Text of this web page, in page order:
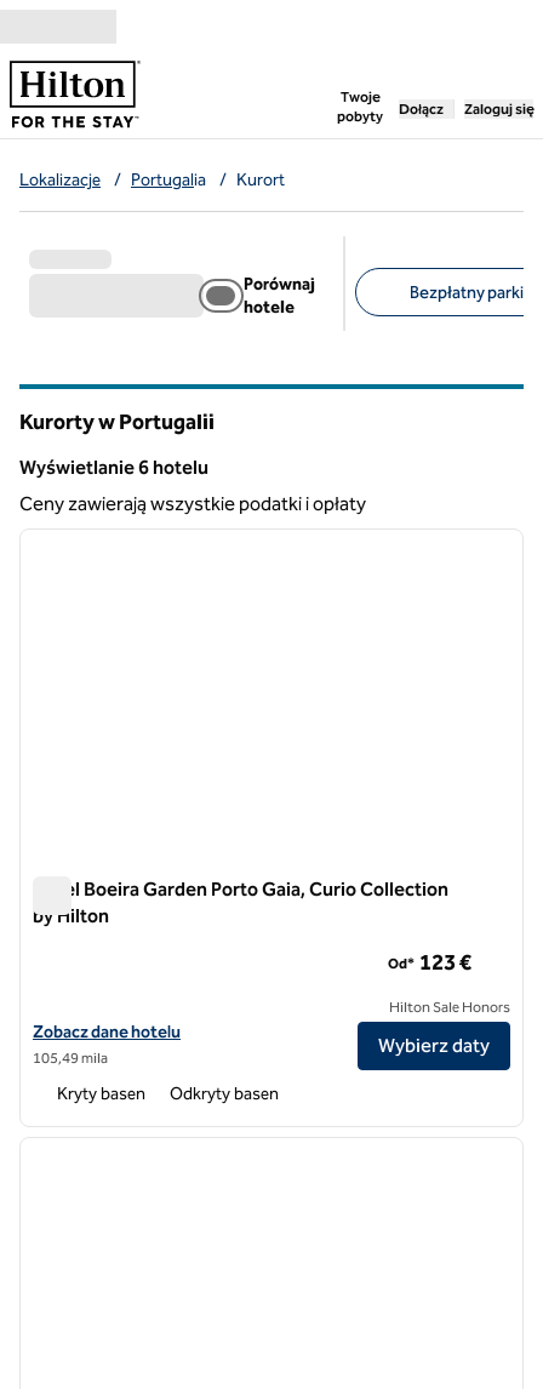
Przejdź do treści
Twoje
pobyty
,otwiera nową
Dołącz Zaloguj się
Lokalizacje / Portugalia / Kurort
Porównaj
hotele
Bezpłatny
Kurorty w Portugalii
Wyświetlanie 6 hotelu
Wyświetlanie 6 hotelu
Ceny zawierają wszystkie podatki i opłaty
1 z 12
Hotel Boeira Garden Porto Gaia, Curio Collection
by Hilton
Zobacz szczegóły hotelu Boeira Garden Hotel Porto Gaia, Curio
Zobacz dane hotelu
105,49 mila
Od* 123 €
Hilton Sale Honors
Wybierz daty
Kryty basen Odkryty basen
1 z 12